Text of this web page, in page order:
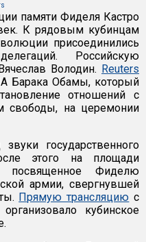
памяти Фиделя Кастро
К рядовым кубинцам
присоединились
Российскую
Володин. Reuters
Барака Обамы, который
отношений с
cвободы, на церемонии
государственного
этого на площади
посвященное Фиделю
армии, свергнувшей
Прямую трансляцию с
кубинское